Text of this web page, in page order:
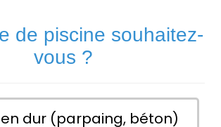
de piscine souhaitez-
vous ?
en dur (parpaing, béton)